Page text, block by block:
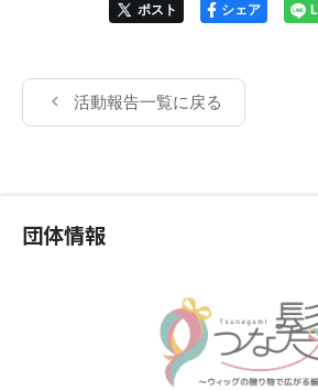
ポスト シェア
活動報告一覧に戻る
団体情報